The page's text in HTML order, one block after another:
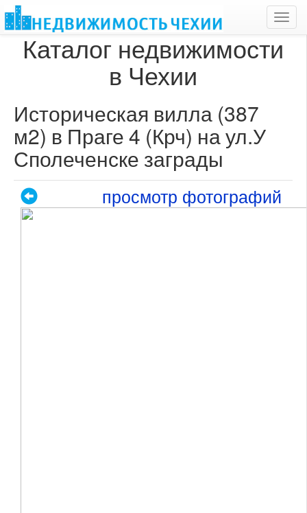
Каталог недвижимости
в Чехии
Историческая вилла (387
м2) в Праге 4 (Крч) на ул.У
Сполеченске заграды
просмотр фотографий